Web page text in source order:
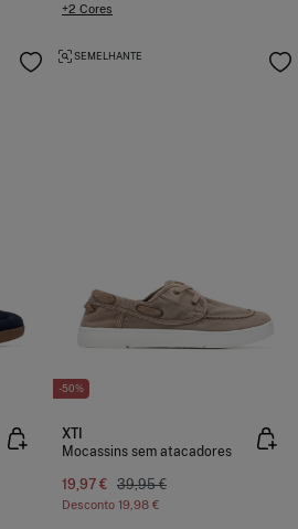
+2 Cores
-50%
SEMELHANTE
XTI
Mocassins sem atacadores
19,97 € 39,95 €
Desconto 19,98 €